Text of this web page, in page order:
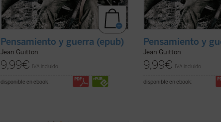
Pensamiento y guerra (epub)
Jean Guitton
9,99€ IVA incluido
disponible en ebook:
Pensamiento y
Jean Guitton
9,99€ IVA incluido
disponible en ebook: